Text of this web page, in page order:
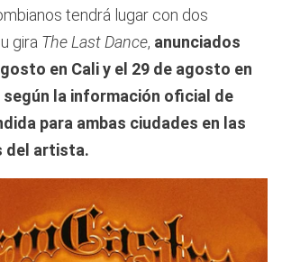
tendrá lugar con dos
gira The Last Dance, anunciados
en Cali y el 29 de agosto en
según la información oficial de
para ambas ciudades en las
del artista.